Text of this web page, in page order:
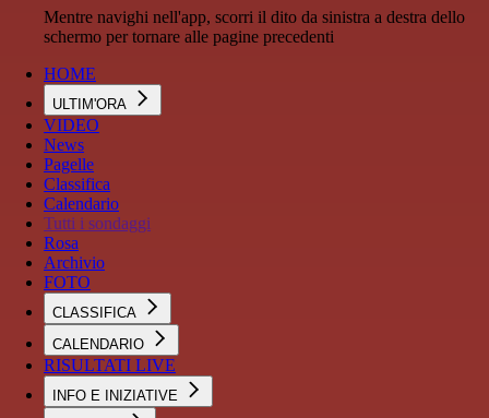
Mentre navighi nell'app, scorri il dito da sinistra a destra dello
schermo per tornare alle pagine precedenti
HOME
ULTIM'ORA
VIDEO
News
Pagelle
Classifica
Calendario
Tutti i sondaggi
Rosa
Archivio
FOTO
CLASSIFICA
CALENDARIO
RISULTATI LIVE
INFO E INIZIATIVE